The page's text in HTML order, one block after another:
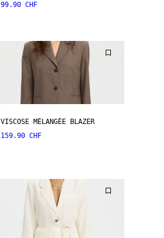
99.90 CHF
VISCOSE MÉLANGÉE BLAZER
159.90 CHF